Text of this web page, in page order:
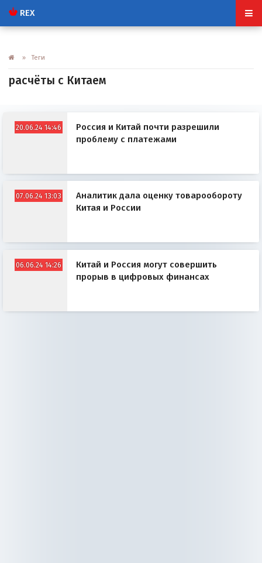
REX
» Теги
расчёты с Китаем
20.06.24 14:46
Россия и Китай почти разрешили
проблему с платежами
07.06.24 13:03
Аналитик дала оценку товарообороту
Китая и России
06.06.24 14:26
Китай и Россия могут совершить
прорыв в цифровых финансах